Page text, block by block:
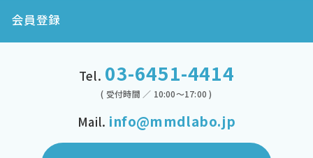
会員登録
Tel. 03-6451-4414
( 受付時間 ／ 10:00～17:00 )
Mail. info@mmdlabo.jp